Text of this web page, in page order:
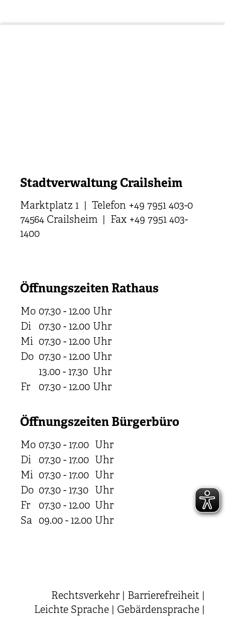
Stadtverwaltung Crailsheim
Marktplatz 1 | Telefon +49 7951 403-0
74564 Crailsheim | Fax +49 7951 403-
1400
Öffnungszeiten Rathaus
Mo 07.30 - 12.00 Uhr
Di
07.30 - 12.00 Uhr
Mi 07.30 - 12.00 Uhr
Do 07.30 - 12.00 Uhr
13.00 - 17.30 Uhr
Fr
07.30 - 12.00 Uhr
Öffnungszeiten Bürgerbüro
Mo 07.30 - 17.00 Uhr
Di
07.30 - 17.00 Uhr
Mi 07.30 - 17.00 Uhr
Do 07.30 - 17.30 Uhr
Fr
07.30 - 12.00 Uhr
Sa 09.00 - 12.00 Uhr
Rechtsverkehr Barrierefreiheit
Leichte Sprache
Gebärdensprache